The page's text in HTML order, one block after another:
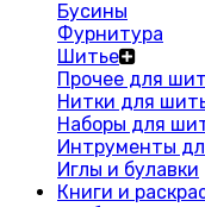
Бусины
Фурнитура
Шитье
Прочее для
Нитки для
Наборы для
Интрументы
Иглы и булавки
Книги и